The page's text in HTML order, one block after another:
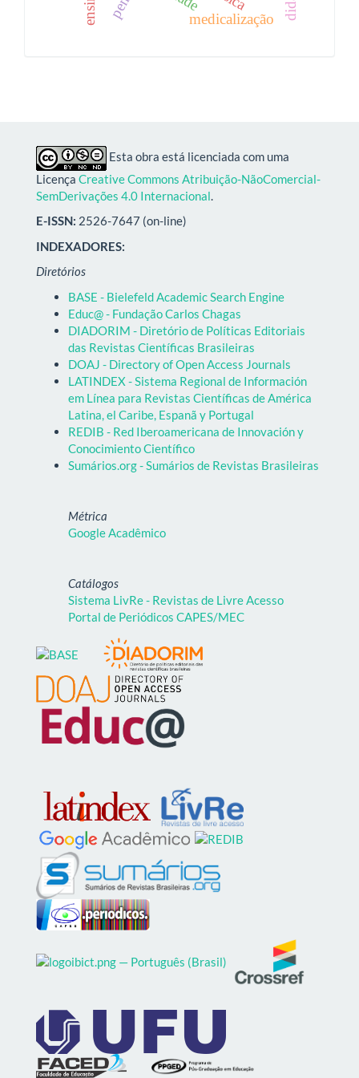
medicalização
Esta obra está licenciada com uma
Licença Creative Commons Atribuição-NãoComercial-
SemDerivações 4.0 Internacional.
E-ISSN: 2526-7647 (on-line)
INDEXADORES:
Diretórios
BASE - Bielefeld Academic Search Engine
Educ@ - Fundação Carlos Chagas
DIADORIM - Diretório de Políticas Editoriais
das Revistas Científicas Brasileiras
DOAJ - Directory of Open Access Journals
LATINDEX - Sistema Regional de Información
em Línea para Revistas Científicas de América
Latina, el Caribe, Espanã y Portugal
REDIB - Red Iberoamericana de Innovación y
Conocimiento Científico
Sumários.org - Sumários de Revistas Brasileiras
Métrica
Google Acadêmico
Catálogos
Sistema LivRe - Revistas de Livre Acesso
Portal de Periódicos CAPES/MEC